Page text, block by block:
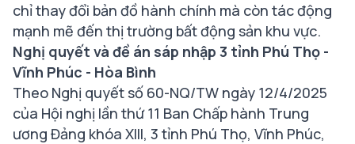
chỉ thay đổi bản đồ hành chính mà còn tác động
mạnh mẽ đến thị trường bất động sản khu vực.
Nghị quyết và đề án sáp nhập 3 tỉnh Phú Thọ -
Vĩnh Phúc - Hòa Bình
Theo Nghị quyết số 60-NQ/TW ngày 12/4/2025
của Hội nghị lần thứ 11 Ban Chấp hành Trung
ương Đảng khóa XIII, 3 tỉnh Phú Thọ, Vĩnh Phúc,